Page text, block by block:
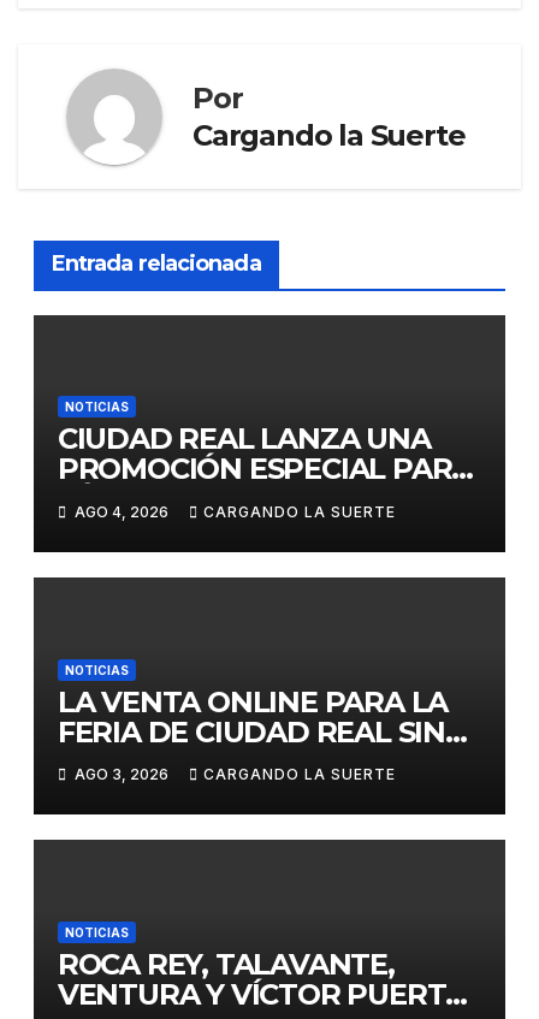
Por
Cargando la Suerte
Entrada relacionada
NOTICIAS
CIUDAD REAL LANZA UNA
PROMOCIÓN ESPECIAL PARA
JÓVENES MENORES DE 25
AÑOS EN LAS DOS GRANDES
CITAS DEL ABONO
AGO 4, 2026 CARGANDO LA SUERTE
NOTICIAS
LA VENTA ONLINE PARA LA
FERIA DE CIUDAD REAL SIN
GASTOS DE GESTION HASTA
EL DOMINGO
AGO 3, 2026 CARGANDO LA SUERTE
NOTICIAS
ROCA REY, TALAVANTE,
VENTURA Y VÍCTOR PUERTO,